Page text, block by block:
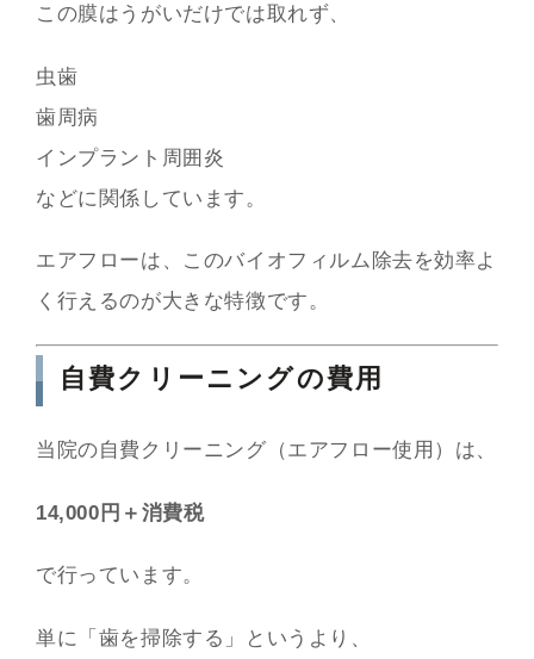
この膜はうがいだけでは取れず、
虫歯
歯周病
インプラント周囲炎
などに関係しています。
エアフローは、このバイオフィルム除去を効率よ
く行えるのが大きな特徴です。
自費クリーニングの費用
当院の自費クリーニング（エアフロー使用）は、
14,000円＋消費税
で行っています。
単に「歯を掃除する」というより、